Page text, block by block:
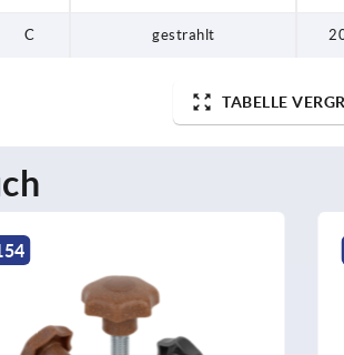
C gestrahlt
TABELLE